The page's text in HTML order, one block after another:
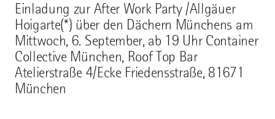
Einladung zur After Work Party /Allgäuer
Hoigarte(*) über den Dächern Münchens am
Mittwoch, 6. September, ab 19 Uhr Container
Collective München, Roof Top Bar
Atelierstraße 4/Ecke Friedensstraße, 81671
München